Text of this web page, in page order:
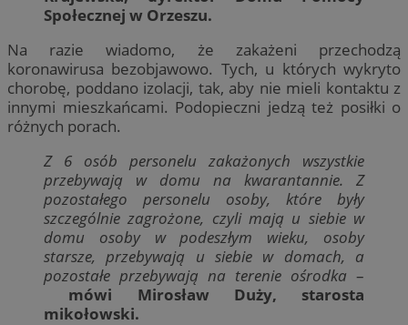
Społecznej w Orzeszu.
Na razie wiadomo, że zakażeni przechodzą
koronawirusa bezobjawowo. Tych, u których wykryto
chorobę, poddano izolacji, tak, aby nie mieli kontaktu z
innymi mieszkańcami. Podopieczni jedzą też posiłki o
różnych porach.
Z 6 osób personelu zakażonych wszystkie
przebywają w domu na kwarantannie. Z
pozostałego personelu osoby, które były
szczególnie zagrożone, czyli mają u siebie w
domu osoby w podeszłym wieku, osoby
starsze, przebywają u siebie w domach, a
pozostałe przebywają na terenie ośrodka –
mówi Mirosław Duży, starosta
mikołowski.